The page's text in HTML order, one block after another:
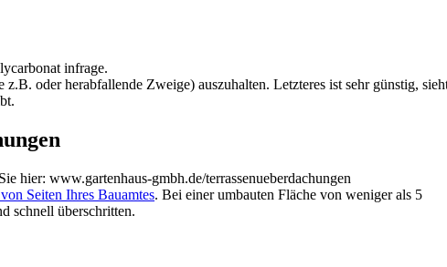
infrage.
z.B. oder herabfallende Zweige) auszuhalten. Letzteres ist sehr günstig,
hier: www.gartenhaus-gmbh.de/terrassenueberdachungen
Seiten Ihres Bauamtes. Bei einer umbauten Fläche von weniger als 5
schnell überschritten.